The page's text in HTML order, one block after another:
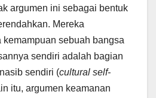
argumen ini sebagai bentuk
Mereka
sebuah bangsa
sendiri adalah bagian
sendiri (cultural self-
itu, argumen keamanan